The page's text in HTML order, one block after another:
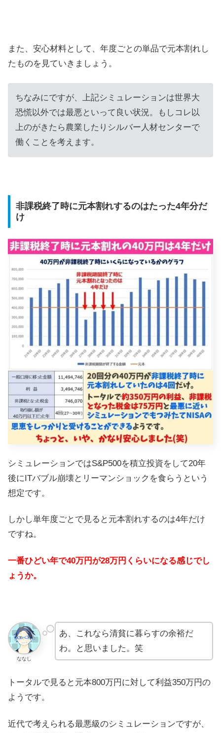
また、安心材料として、年度ごとの単品で元本割れし
たものを見ていきましょう。
ちなみにですが、上記シミュレーションは世界大
恐慌以外では最悪といって良い状況。もしコレ以
上のがきたら農業したりシルバー人材センターで
働くことを考えます。
非課税終了時に元本割れするのはたった4年分だ
け
シミュレーションではS&P500を積立投資をして20年
後にITバブル崩壊とリーマンショックを食らうという
想定です。
しかし単年度ごとで見ると元本割れするのは4年だけ
ですね。
一番ひどい年で40万円が28万円くらいになる感じでし
ょうか。
ななし
あ、これなら清貧に暮らすの余裕だ
わ。と思いました。笑
トータルで見ると元本800万円に対して利益350万円の
ようです。
近代で考えられる最悪級のシミュレーションですが、